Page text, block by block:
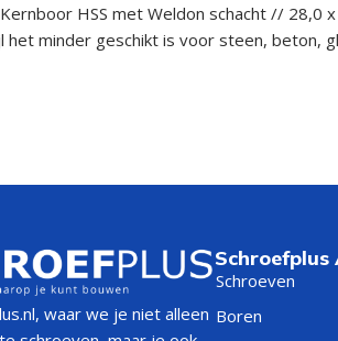
HSS met Weldon schacht //
minder geschikt is voor steen, beton,
waar we je niet alleen
Schroeven
Boren